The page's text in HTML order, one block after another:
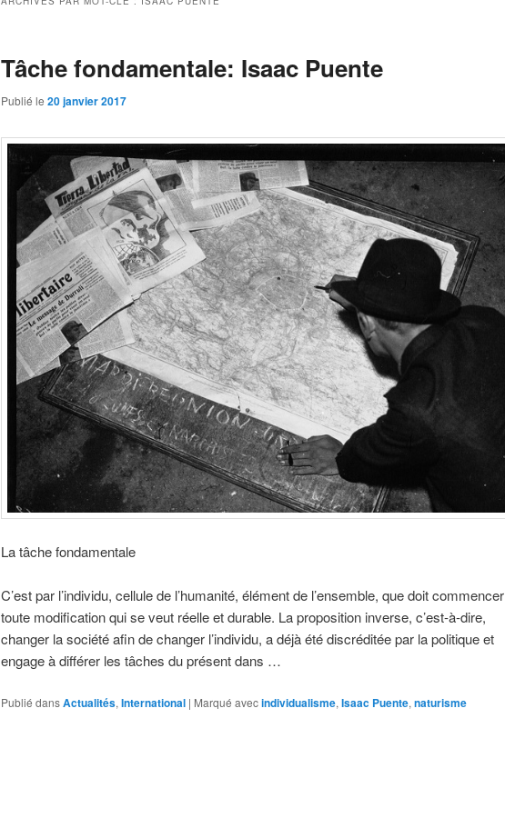
Tâche fondamentale: Isaac Puente
Publié le 20 janvier 2017
La tâche fondamentale
C’est par l’individu, cellule de l’humanité, élément de l’ensemble, que doit commencer
toute modification qui se veut réelle et durable. La proposition inverse, c’est-à-dire,
changer la société afin de changer l’individu, a déjà été discréditée par la politique et
engage à différer les tâches du présent dans …
Publié dansActualités, International | Marqué avecindividualisme, Isaac Puente, naturisme